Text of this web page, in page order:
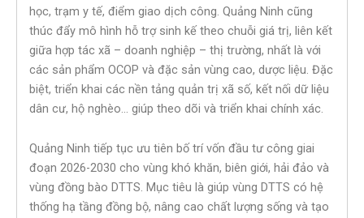
học, trạm y tế, điểm giao dịch công. Quảng Ninh cũng
thúc đẩy mô hình hỗ trợ sinh kế theo chuỗi giá trị, liên kết
giữa hợp tác xã – doanh nghiệp – thị trường, nhất là với
các sản phẩm OCOP và đặc sản vùng cao, dược liệu. Đặc
biệt, triển khai các nền tảng quản trị xã số, kết nối dữ liệu
dân cư, hộ nghèo… giúp theo dõi và triển khai chính xác.
Quảng Ninh tiếp tục ưu tiên bố trí vốn đầu tư công giai
đoạn 2026-2030 cho vùng khó khăn, biên giới, hải đảo và
vùng đồng bào DTTS. Mục tiêu là giúp vùng DTTS có hệ
thống hạ tầng đồng bộ, nâng cao chất lượng sống và tạo